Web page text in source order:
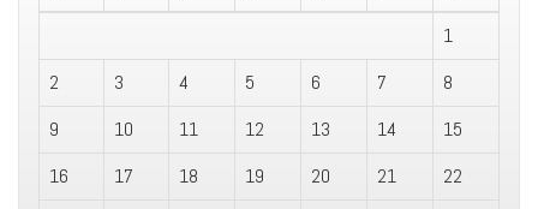
1
2
3 4 5 6 7
8
9
10 11 12 13 14
15
16
17 18 19 20 21
22